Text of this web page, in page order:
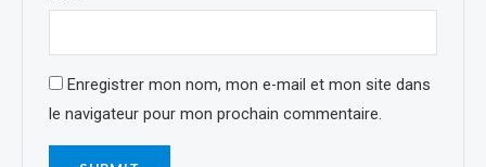
Enregistrer mon nom, mon e-mail et mon site dans
le navigateur pour mon prochain commentaire.